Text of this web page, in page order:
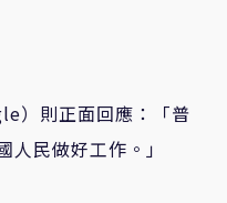
）則正面回應：「普
民做好工作。」